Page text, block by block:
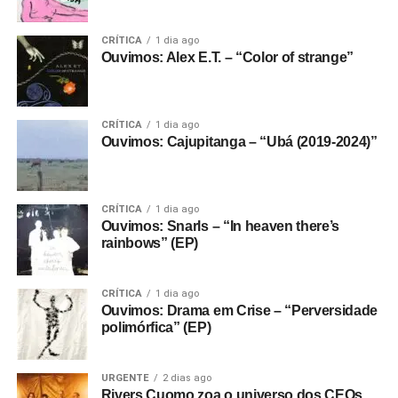
CRÍTICA 1 dia ago
Ouvimos: Alex E.T. – “Color of strange”
CRÍTICA 1 dia ago
Ouvimos: Cajupitanga – “Ubá (2019-2024)”
CRÍTICA 1 dia ago
Ouvimos: Snarls – “In heaven there’s
rainbows” (EP)
CRÍTICA 1 dia ago
Ouvimos: Drama em Crise – “Perversidade
polimórfica” (EP)
URGENTE 2 dias ago